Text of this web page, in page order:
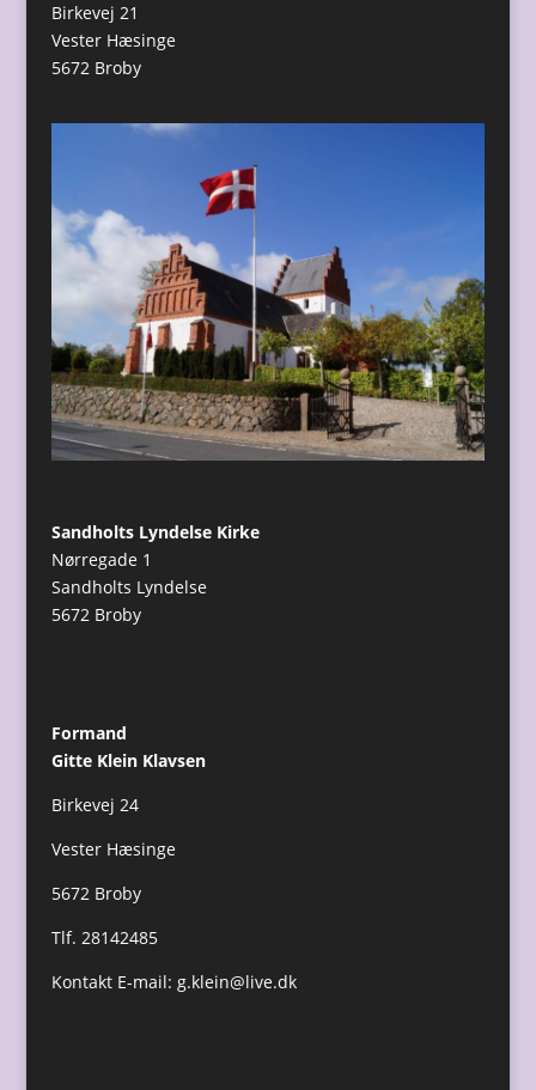
Birkevej 21
Vester Hæsinge
5672 Broby
Sandholts Lyndelse Kirke
Nørregade 1
Sandholts Lyndelse
5672 Broby
Formand
Gitte Klein Klavsen
Birkevej 24
Vester Hæsinge
5672 Broby
Tlf. 28142485
Kontakt E-mail: g.klein@live.dk